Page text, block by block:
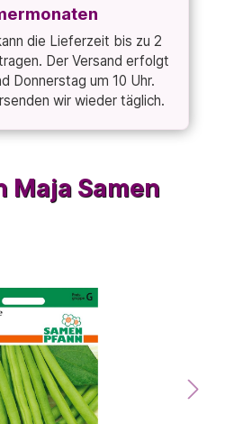
die Lieferzeit bis zu 2
Der Versand erfolgt
Donnerstag um 10 Uhr.
wir wieder täglich.
Maja Samen